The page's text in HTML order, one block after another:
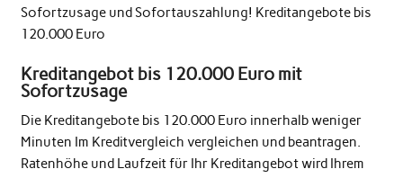
Sofortzusage und Sofortauszahlung! Kreditangebote bis
120.000 Euro
Kreditangebot bis 120.000 Euro mit
Sofortzusage
Die Kreditangebote bis 120.000 Euro innerhalb weniger
Minuten Im Kreditvergleich vergleichen und beantragen.
Ratenhöhe und Laufzeit für Ihr Kreditangebot wird Ihrem